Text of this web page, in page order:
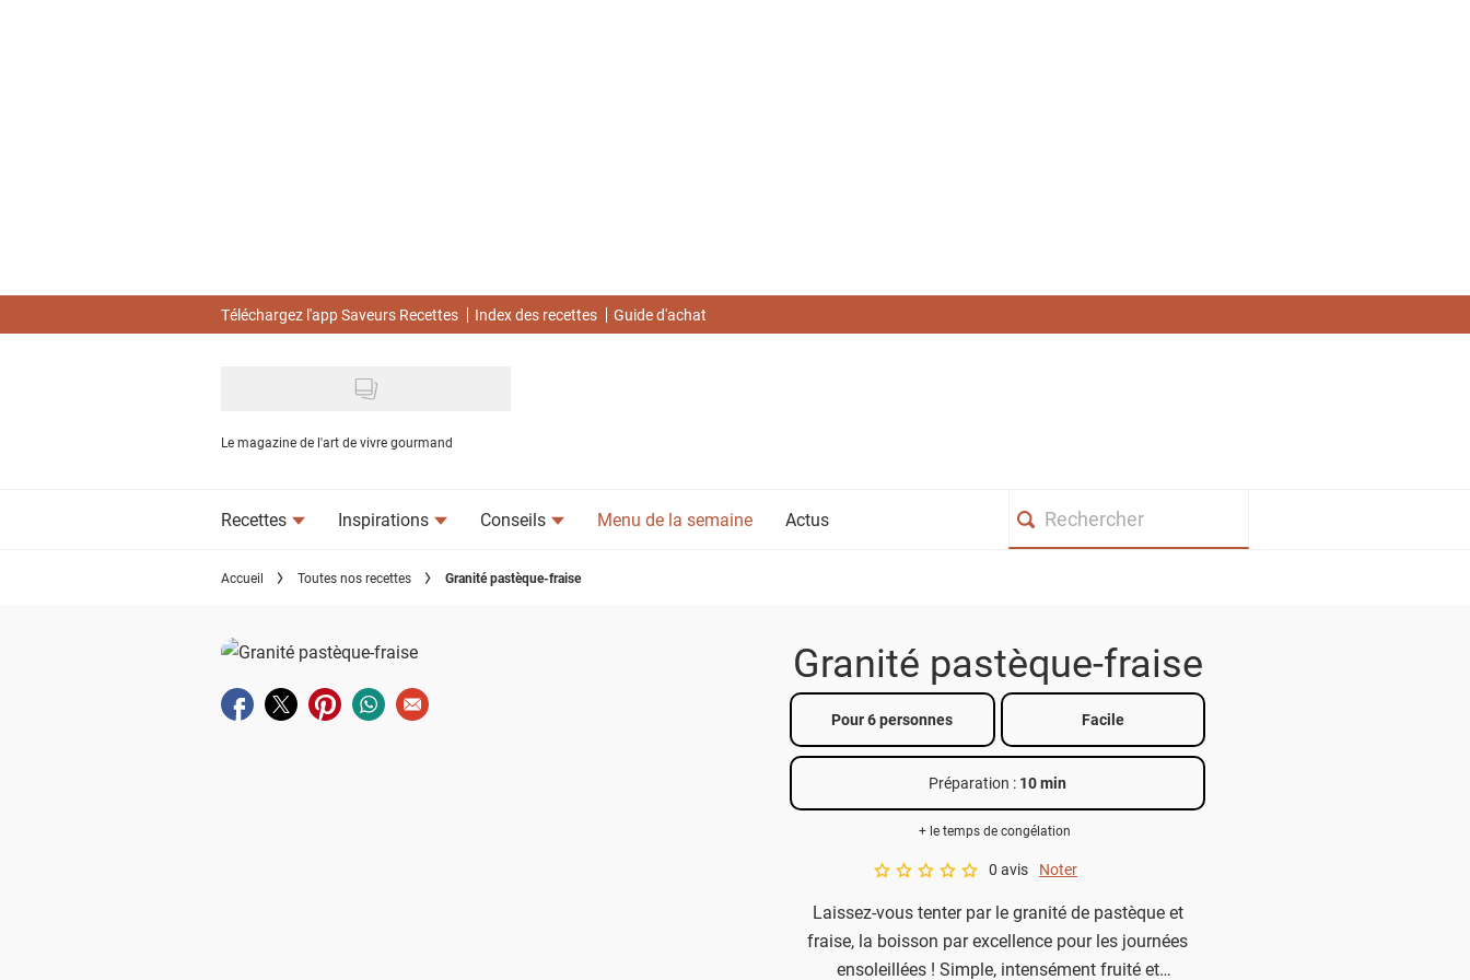
Téléchargez l'app Saveurs Recettes Index des recettes Guide d'achat
Le magazine de l'art de vivre gourmand
Recettes Inspirations Conseils Menu de la semaine Actus
Accueil Toutes nos recettes Granité pastèque-fraise
Partager sur facebook
Partager sur twitter
Partager sur pinterest
Partager sur whatsapp
Envoyer à un ami
Granité pastèque-fraise
Pour 6 personnes Facile
Préparation : 10 min
+ le temps de congélation
A star rating of 0 out of 5.
0 avis Noter
Laissez-vous tenter par le granité de pastèque et
fraise, la boisson par excellence pour les journées
ensoleillées ! Simple, intensément fruité et